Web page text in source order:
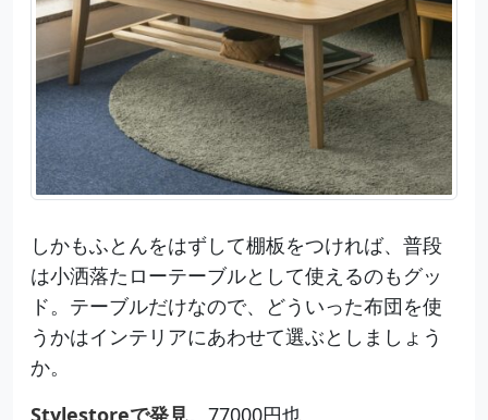
しかもふとんをはずして棚板をつければ、普段
は小洒落たローテーブルとして使えるのもグッ
ド。テーブルだけなので、どういった布団を使
うかはインテリアにあわせて選ぶとしましょう
か。
Stylestoreで発見。77000円也